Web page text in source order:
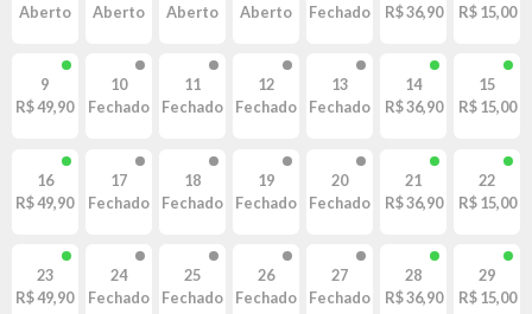
Aberto
Aberto
Aberto
Aberto
Fechado
R$ 36,90
R$ 15,00
9
R$ 49,90
10
Fechado
11
Fechado
12
Fechado
13
Fechado
14
R$ 36,90
15
R$ 15,00
16
R$ 49,90
17
Fechado
18
Fechado
19
Fechado
20
Fechado
21
R$ 36,90
22
R$ 15,00
23
R$ 49,90
24
Fechado
25
Fechado
26
Fechado
27
Fechado
28
R$ 36,90
29
R$ 15,00